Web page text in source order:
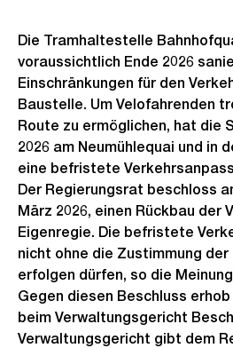
Die Tramhaltestelle
voraussichtlich Ende 2026
Einschränkungen für den
Baustelle. Um Velofahrenden
Route zu ermöglichen, hat die
2026 am Neumühlequai und in
eine befristete
Der Regierungsrat beschloss
März 2026, einen Rückbau der
Eigenregie. Die befristete
nicht ohne die Zustimmung
erfolgen dürfen, so die
Gegen diesen Beschluss
beim Verwaltungsgericht
Verwaltungsgericht gibt dem